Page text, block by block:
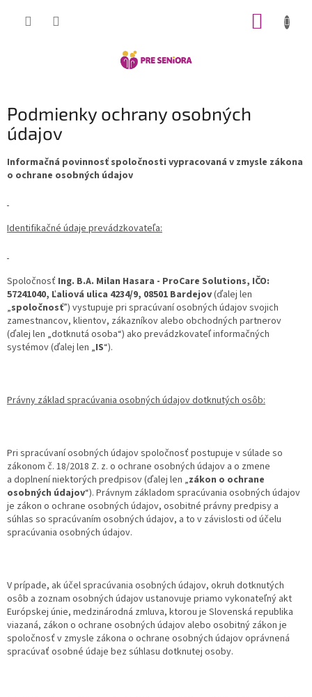
Podmienky ochrany osobných
údajov
Informačná povinnosť spoločnosti vypracovaná v zmysle zákona
o ochrane osobných údajov
Identifikačné údaje prevádzkovateľa:
Spoločnosť Ing. B.A. Milan Hasara - ProCare Solutions, IČO:
57241040, Ľaliová ulica 4234/9, 08501 Bardejov(ďalej len
„spoločnosť”) vystupuje pri spracúvaní osobných údajov svojich
zamestnancov, klientov, zákazníkov alebo obchodných partnerov
(ďalej len „dotknutá osoba“) ako prevádzkovateľ informačných
systémov (ďalej len „IS“).
Právny základ spracúvania osobných údajov dotknutých osôb:
Pri spracúvaní osobných údajov spoločnosť postupuje v súlade so
zákonom č. 18/2018 Z. z. o ochrane osobných údajov a o zmene
a doplnení niektorých predpisov (ďalej len „zákon o ochrane
osobných údajov“). Právnym základom spracúvania osobných údajov
je zákon o ochrane osobných údajov, osobitné právny predpisy a
súhlas so spracúvaním osobných údajov, a to v závislosti od účelu
spracúvania osobných údajov.
V prípade, ak účel spracúvania osobných údajov, okruh dotknutých
osôb a zoznam osobných údajov ustanovuje priamo vykonateľný akt
Európskej únie, medzinárodná zmluva, ktorou je Slovenská republika
viazaná, zákon o ochrane osobných údajov alebo osobitný zákon je
spoločnosť v zmysle zákona o ochrane osobných údajov oprávnená
spracúvať osobné údaje bez súhlasu dotknutej osoby.